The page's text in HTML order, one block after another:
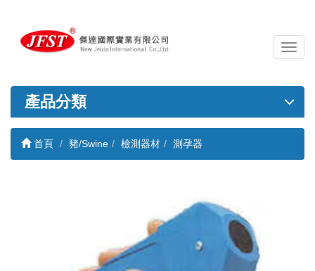
導
覽
關
產品分類
首頁 豬/Swine 檢測器材 測孕器